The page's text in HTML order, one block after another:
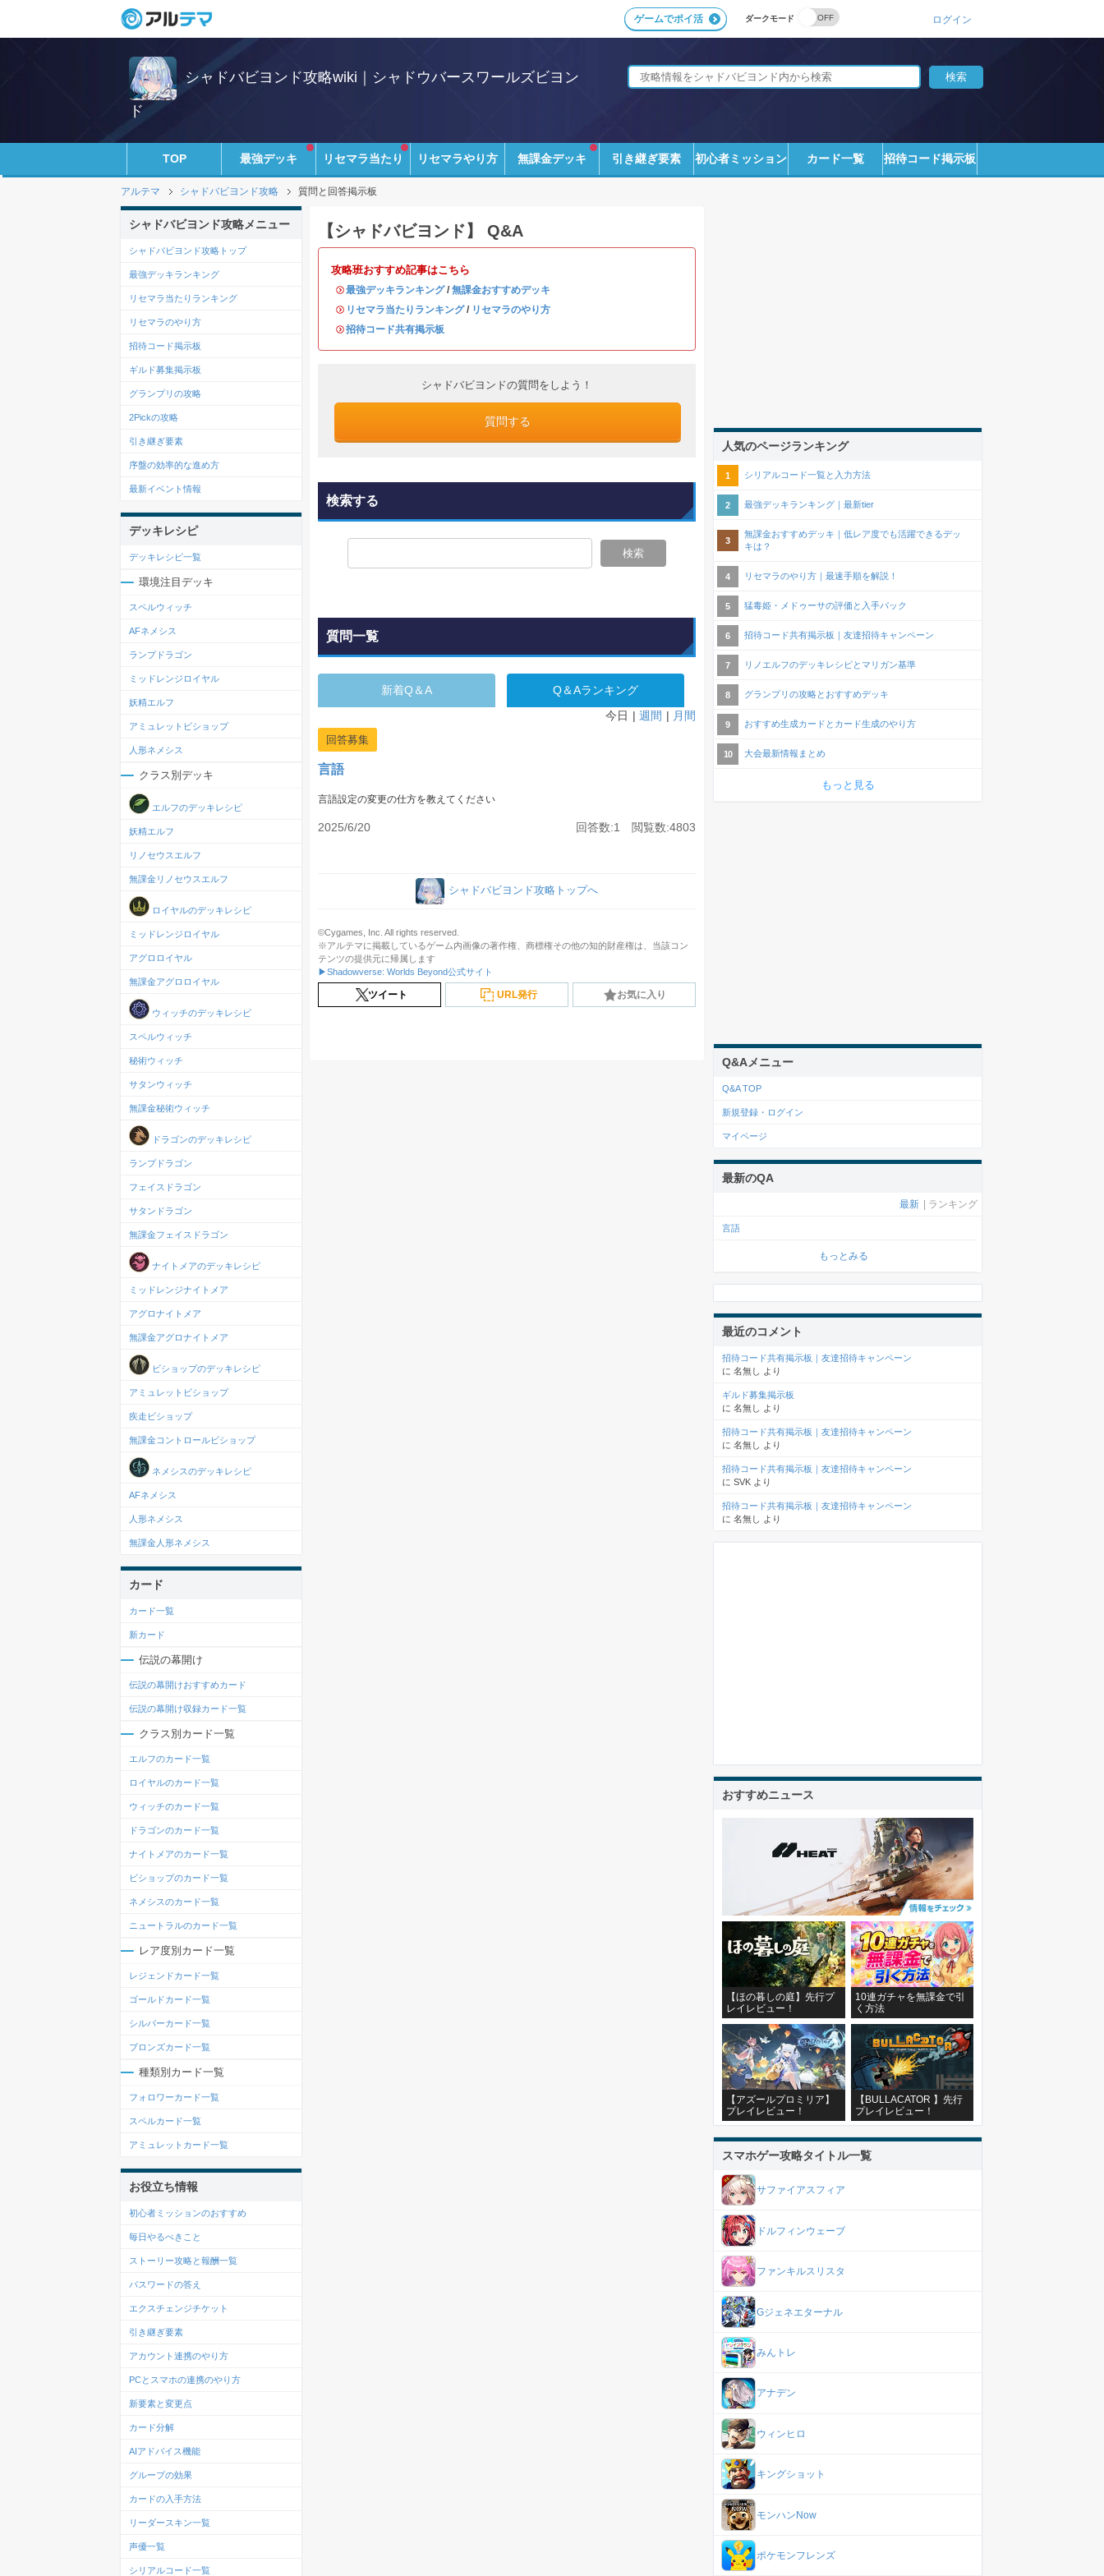
ダークモード
ゲームでポイ活 ログイン
シャドバビヨンド攻略wiki｜シャドウバースワールズビヨン
ド
TOP 最強デッキ リセマラ当たり リセマラやり方 無課金デッキ 引き継ぎ要素 初心者ミッション カード一覧 招待コード掲示板
アルテマ シャドバビヨンド攻略 質問と回答掲示板
【シャドバビヨンド】 Q&A
攻略班おすすめ記事はこちら
・最強デッキランキング/ 無課金おすすめデッキ
・ リセマラ当たりランキング/ リセマラのやり方
・招待コード共有掲示板
シャドバビヨンドの質問をしよう！
質問する
検索する
検索
質問一覧
新着Q＆A
Q＆Aランキング
月間
週間
今日
回答募集
言語
言語設定の変更の仕方を教えてください
2025/6/20 回答数:1 閲覧数:4803
シャドバビヨンド攻略トップへ
©Cygames, Inc. All rights reserved.
※アルテマに掲載しているゲーム内画像の著作権、商標権その他の知的財産権は、当該コン
テンツの提供元に帰属します
▶Shadowverse: Worlds Beyond公式サイト
ツイート URL発行 お気に入り
シャドバビヨンド攻略メニュー
シャドバビヨンド攻略トップ
最強デッキランキング
リセマラ当たりランキング
リセマラのやり方
招待コード掲示板
ギルド募集掲示板
グランプリの攻略
2Pickの攻略
引き継ぎ要素
序盤の効率的な進め方
最新イベント情報
デッキレシピ
デッキレシピ一覧
環境注目デッキ
スペルウィッチ
AFネメシス
ランプドラゴン
ミッドレンジロイヤル
妖精エルフ
アミュレットビショップ
人形ネメシス
クラス別デッキ
エルフのデッキレシピ
妖精エルフ
リノセウスエルフ
無課金リノセウスエルフ
ロイヤルのデッキレシピ
ミッドレンジロイヤル
アグロロイヤル
無課金アグロロイヤル
ウィッチのデッキレシピ
スペルウィッチ
秘術ウィッチ
サタンウィッチ
無課金秘術ウィッチ
ドラゴンのデッキレシピ
ランプドラゴン
フェイスドラゴン
サタンドラゴン
無課金フェイスドラゴン
ナイトメアのデッキレシピ
ミッドレンジナイトメア
アグロナイトメア
無課金アグロナイトメア
ビショップのデッキレシピ
アミュレットビショップ
疾走ビショップ
無課金コントロールビショップ
ネメシスのデッキレシピ
AFネメシス
人形ネメシス
無課金人形ネメシス
カード
カード一覧
新カード
伝説の幕開け
伝説の幕開けおすすめカード
伝説の幕開け収録カード一覧
クラス別カード一覧
エルフのカード一覧
ロイヤルのカード一覧
ウィッチのカード一覧
ドラゴンのカード一覧
ナイトメアのカード一覧
ビショップのカード一覧
ネメシスのカード一覧
ニュートラルのカード一覧
レア度別カード一覧
レジェンドカード一覧
ゴールドカード一覧
シルバーカード一覧
ブロンズカード一覧
種類別カード一覧
フォロワーカード一覧
スペルカード一覧
アミュレットカード一覧
お役立ち情報
初心者ミッションのおすすめ
毎日やるべきこと
ストーリー攻略と報酬一覧
パスワードの答え
エクスチェンジチケット
引き継ぎ要素
アカウント連携のやり方
PCとスマホの連携のやり方
新要素と変更点
カード分解
AIアドバイス機能
グループの効果
カードの入手方法
リーダースキン一覧
声優一覧
シリアルコード一覧
人気のページランキング
シリアルコード一覧と入力方法
最強デッキランキング｜最新tier
無課金おすすめデッキ｜低レア度でも活躍できるデッ
キは？
リセマラのやり方｜最速手順を解説！
猛毒姫・メドゥーサの評価と入手パック
招待コード共有掲示板｜友達招待キャンペーン
リノエルフのデッキレシピとマリガン基準
グランプリの攻略とおすすめデッキ
おすすめ生成カードとカード生成のやり方
大会最新情報まとめ
もっと見る
Q&Aメニュー
Q&A TOP
新規登録・ログイン
マイページ
最新のQA
最新 ランキング
言語
もっとみる
最近のコメント
招待コード共有掲示板｜友達招待キャンペーン
に 名無し より
ギルド募集掲示板
に 名無し より
招待コード共有掲示板｜友達招待キャンペーン
に 名無し より
招待コード共有掲示板｜友達招待キャンペーン
に SVK より
招待コード共有掲示板｜友達招待キャンペーン
に 名無し より
おすすめニュース
【ほの暮しの庭】先行プ
レイレビュー！
10連ガチャを無課金で引
く方法
【アズールプロミリア】
プレイレビュー！
【BULLACATOR 】先行
プレイレビュー！
スマホゲー攻略タイトル一覧
サファイアスフィア
ドルフィンウェーブ
ファンキルスリスタ
Gジェネエターナル
みんトレ
アナデン
ウィンヒロ
キングショット
モンハンNow
ポケモンフレンズ